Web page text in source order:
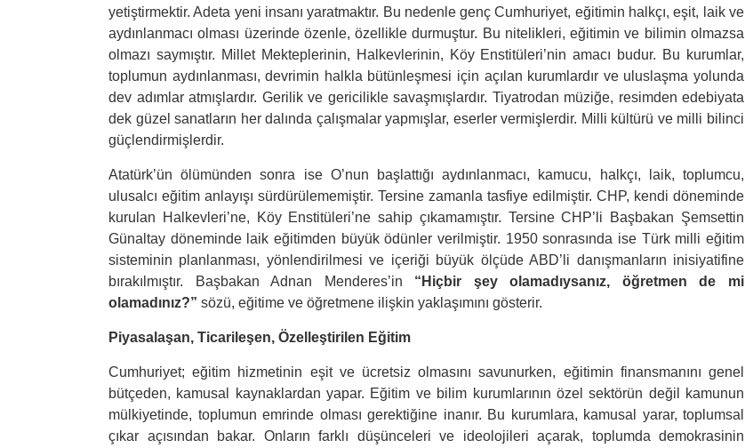
yetiştirmektir. Adeta yeni insanı yaratmaktır. Bu nedenle genç Cumhuriyet, eğitimin halkçı, eşit, laik ve
aydınlanmacı olması üzerinde özenle, özellikle durmuştur. Bu nitelikleri, eğitimin ve bilimin olmazsa
olmazı saymıştır. Millet Mekteplerinin, Halkevlerinin, Köy Enstitüleri’nin amacı budur. Bu kurumlar,
toplumun aydınlanması, devrimin halkla bütünleşmesi için açılan kurumlardır ve uluslaşma yolunda
dev adımlar atmışlardır. Gerilik ve gericilikle savaşmışlardır. Tiyatrodan müziğe, resimden edebiyata
dek güzel sanatların her dalında çalışmalar yapmışlar, eserler vermişlerdir. Milli kültürü ve milli bilinci
güçlendirmişlerdir.
Atatürk’ün ölümünden sonra ise O’nun başlattığı aydınlanmacı, kamucu, halkçı, laik, toplumcu,
ulusalcı eğitim anlayışı sürdürülememiştir. Tersine zamanla tasfiye edilmiştir. CHP, kendi döneminde
kurulan Halkevleri’ne, Köy Enstitüleri’ne sahip çıkamamıştır. Tersine CHP’li Başbakan Şemsettin
Günaltay döneminde laik eğitimden büyük ödünler verilmiştir. 1950 sonrasında ise Türk milli eğitim
sisteminin planlanması, yönlendirilmesi ve içeriği büyük ölçüde ABD’li danışmanların inisiyatifine
bırakılmıştır. Başbakan Adnan Menderes’in “Hiçbir şey olamadıysanız, öğretmen de mi
olamadınız?” sözü, eğitime ve öğretmene ilişkin yaklaşımını gösterir.
Piyasalaşan, Ticarileşen, Özelleştirilen Eğitim
Cumhuriyet; eğitim hizmetinin eşit ve ücretsiz olmasını savunurken, eğitimin finansmanını genel
bütçeden, kamusal kaynaklardan yapar. Eğitim ve bilim kurumlarının özel sektörün değil kamunun
mülkiyetinde, toplumun emrinde olması gerektiğine inanır. Bu kurumlara, kamusal yarar, toplumsal
çıkar açısından bakar. Onların farklı düşünceleri ve ideolojileri açarak, toplumda demokrasinin